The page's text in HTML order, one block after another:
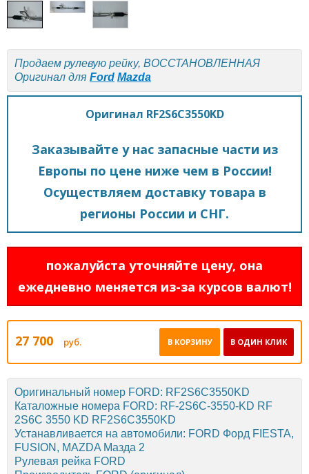
Продаем рулевую рейку, ВОССТАНОВЛЕННАЯ
Оригинал для Ford Mazda
Оригинал RF2S6C3550KD
Заказывайте у нас запасные части из
Европы по цене ниже чем в России!
Осуществляем доставку товара в
регионы России и СНГ.
пожалуйста уточняйте цену, она
ежедневно меняется из-за курсов валют!
27 700 руб. В ОДИН КЛИК
В КОРЗИНУ
Оригинальный номер FORD: RF2S6C3550KD
Каталожные номера FORD: RF-2S6C-3550-KD RF
2S6C 3550 KD RF2S6C3550KD
Устанавливается на автомобили: FORD Форд FIESTA,
FUSION, MAZDA Мазда 2
Рулевая рейка FORD